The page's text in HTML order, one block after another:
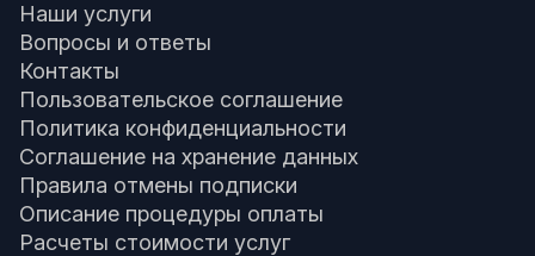
Наши услуги
Вопросы и ответы
Контакты
Пользовательское соглашение
Политика конфиденциальности
Соглашение на хранение данных
Правила отмены подписки
Описание процедуры оплаты
Расчеты стоимости услуг